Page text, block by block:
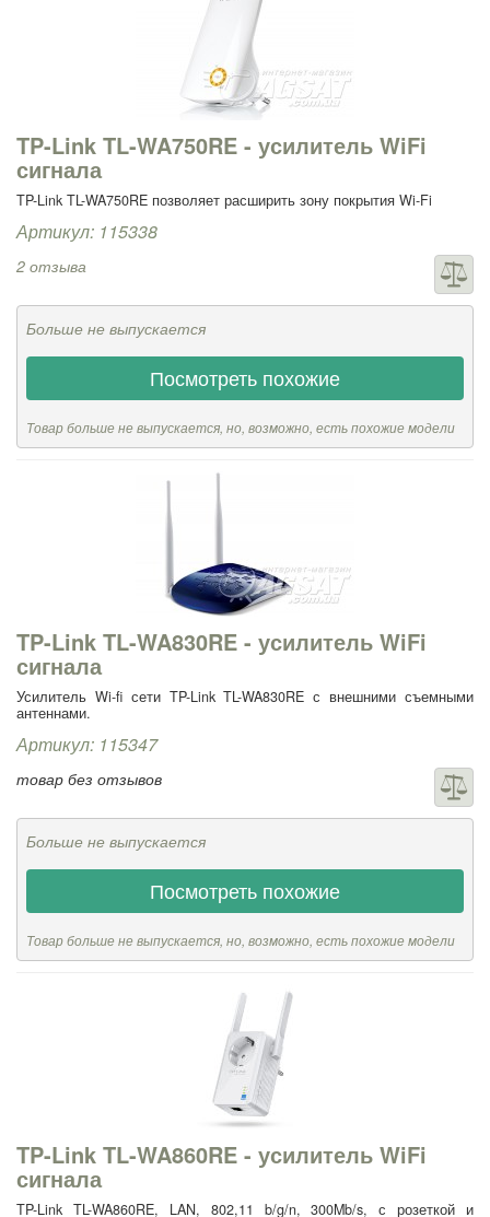
TP-Link TL-WA750RE - усилитель WiFi
сигнала
TP-Link TL-WA750RE позволяет расширить зону покрытия Wi-Fi
Артикул: 115338
2 отзыва
Больше не выпускается
Посмотреть похожие
Товар больше не выпускается, но, возможно, есть похожие модели
TP-Link TL-WA830RE - усилитель WiFi
сигнала
Усилитель Wi-fi сети TP-Link TL-WA830RE с внешними съемными
антеннами.
Артикул: 115347
товар без отзывов
Больше не выпускается
Посмотреть похожие
Товар больше не выпускается, но, возможно, есть похожие модели
TP-Link TL-WA860RE - усилитель WiFi
сигнала
TP-Link TL-WA860RE, LAN, 802,11 b/g/n, 300Mb/s, с розеткой и